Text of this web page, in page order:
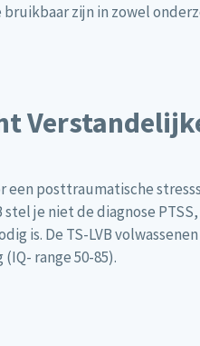
zijn in zowel
een posttraumatische
stel je niet de diagnose
is. De TS-LVB
range 50-85).